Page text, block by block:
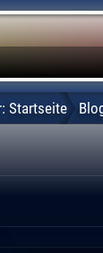
Startseite